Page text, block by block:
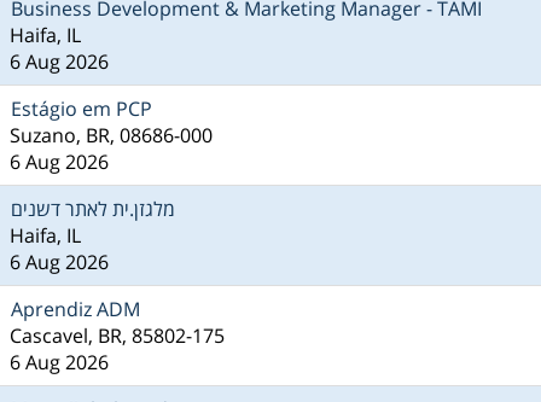
Business Development & Marketing Manager - TAMI
Haifa, IL
6 Aug 2026
Estágio em PCP
Suzano, BR, 08686-000
6 Aug 2026
מלגזן.ית לאתר דשנים
Haifa, IL
6 Aug 2026
Aprendiz ADM
Cascavel, BR, 85802-175
6 Aug 2026